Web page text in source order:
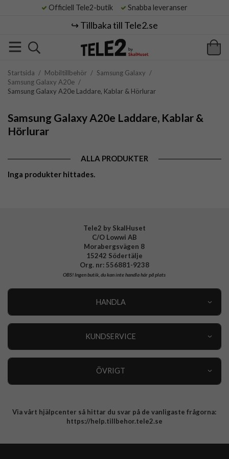
Officiell Tele2-butik Snabba leveranser
↪️ Tillbaka till Tele2.se
Startsida / Mobiltillbehör / Samsung Galaxy /
Samsung Galaxy A20e /
Samsung Galaxy A20e Laddare, Kablar & Hörlurar
Samsung Galaxy A20e Laddare, Kablar &
Hörlurar
ALLA PRODUKTER
Inga produkter hittades.
Tele2 by SkalHuset
C/O Lowwi AB
Morabergsvägen 8
15242 Södertälje
Org. nr: 556881-9238
OBS!Ingen butik, du kan inte handla här på plats
HANDLA
KUNDSERVICE
ÖVRIGT
Integritetspolicy
Via vårt hjälpcenter så hittar du svar på de vanligaste frågorna:
https://help.tillbehor.tele2.se